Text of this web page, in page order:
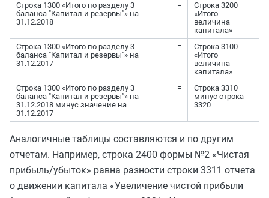
Строка 1300 «Итого по разделу 3
баланса "Капитал и резервы"» на
31.12.2018
=
Строка 3200
«Итого
величина
капитала»
Строка 1300 «Итого по разделу 3
баланса "Капитал и резервы"» на
31.12.2017
=
Строка 3100
«Итого
величина
капитала»
Строка 1300 «Итого по разделу 3
баланса "Капитал и резервы"» на
31.12.2018 минус значение на
31.12.2017
=
Строка 3310
минус строка
3320
Аналогичные таблицы составляются и по другим
отчетам. Например, строка 2400 формы №2 «Чистая
прибыль/убыток» равна разности строки 3311 отчета
о движении капитала «Увеличение чистой прибыли